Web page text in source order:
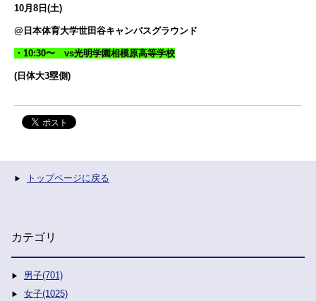
10月8日(土)
@日本体育大学世田谷キャンパスグラウンド
・10:30〜 vs光明学園相模原高等学校
(日体大3塁側)
トップページに戻る
カテゴリ
男子(701)
女子(1025)